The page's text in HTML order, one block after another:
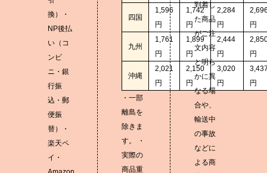
換）・
NP後払
い（コ
ンビ
ニ・銀
行振
込・郵
便振
替）・
楽天ペ
イ・
四国
1,596
円
1,742
円
2,284
円
円
九州
1,761
円
1,899
円
2,444
円
円
沖縄
2,021
円
2,150
円
3,020
円
円
・一部
離島を
除きま
す。 ・
実際の
商品重
到着し
た商品
がご注
文内容
と明ら
かに異
なる場
合や、
輸送中
の事故
などに
よる商